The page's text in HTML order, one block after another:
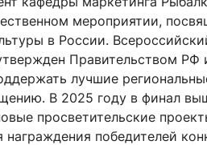
ресурсы
и цифровые базы
мероприятии,
в России.
Правительством РФ
лучшие
В 2025 году в финал
просветительские
награждения победителей